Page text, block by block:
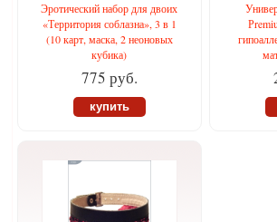
Эротический набор для двоих
«Территория соблазна», 3 в 1
(10 карт, маска, 2 неоновых
кубика)
775 руб.
купить